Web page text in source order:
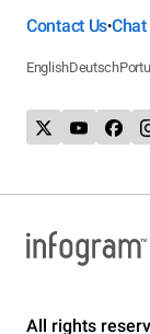
Contact Us•
EnglishDeutsch
All rights